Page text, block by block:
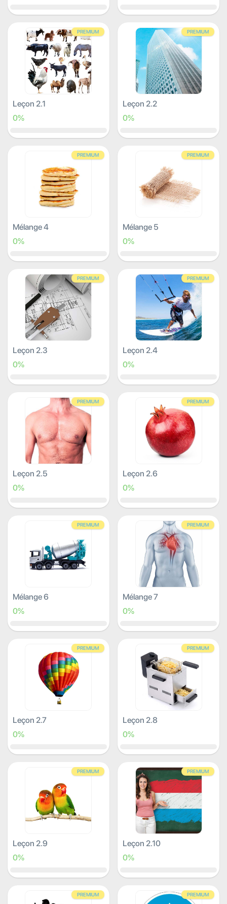
PREMIUM
Leçon 2.1
0%
PREMIUM
Leçon 2.2
0%
PREMIUM
Mélange 4
0%
PREMIUM
Mélange 5
0%
PREMIUM
Leçon 2.3
0%
PREMIUM
Leçon 2.4
0%
PREMIUM
Leçon 2.5
0%
PREMIUM
Leçon 2.6
0%
PREMIUM
Mélange 6
0%
PREMIUM
Mélange 7
0%
PREMIUM
Leçon 2.7
0%
PREMIUM
Leçon 2.8
0%
PREMIUM
Leçon 2.9
0%
PREMIUM
Leçon 2.10
0%
PREMIUM PREMIUM